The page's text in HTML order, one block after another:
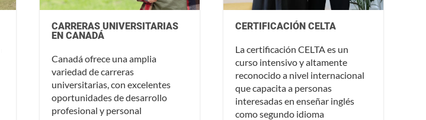
CARRERAS UNIVERSITARIAS
EN CANADÁ
Canadá ofrece una amplia
variedad de carreras
universitarias, con excelentes
oportunidades de desarrollo
profesional y personal
CERTIFICACIÓN CELTA
La certificación CELTA es un
curso intensivo y altamente
reconocido a nivel internacional
que capacita a personas
interesadas en enseñar inglés
como segundo idioma